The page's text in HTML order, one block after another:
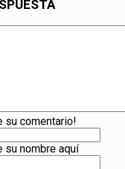
su comentario!
su nombre aquí